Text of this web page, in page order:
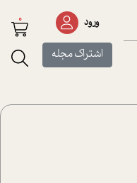
ورود
اشتراک مجله
0